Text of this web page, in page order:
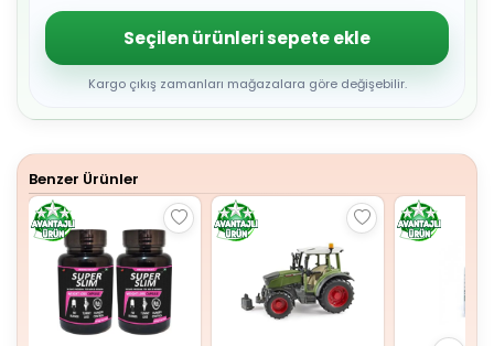
2
3
4
5
6
8
Seçilen ürünleri sepete ekle
Kargo çıkış zamanları mağazalara göre değişebilir.
Benzer Ürünler